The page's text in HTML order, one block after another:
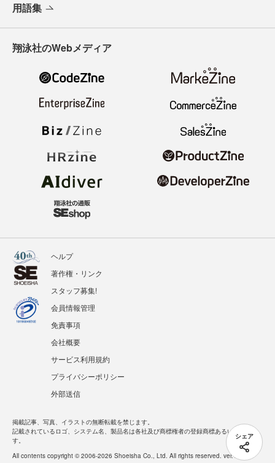
シェア
用語集
翔泳社のWebメディア
ヘルプ
著作権・リンク
スタッフ募集!
会員情報管理
免責事項
会社概要
サービス利用規約
プライバシーポリシー
外部送信
掲載記事、写真、イラストの無断転載を禁じます。
記載されているロゴ、システム名、製品名は各社及び商標権者の登録商標あるいは商標で
す。
All contents copyright © 2006-2026 Shoeisha Co., Ltd. All rights reserved. ver.1.5